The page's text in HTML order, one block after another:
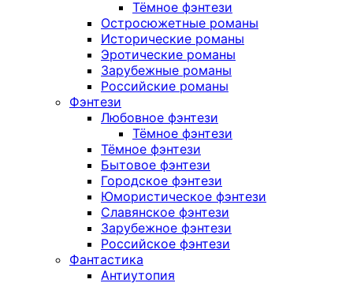
Тёмное фэнтези
Остросюжетные романы
Исторические романы
Эротические романы
Зарубежные романы
Российские романы
Фэнтези
Любовное фэнтези
Тёмное фэнтези
Тёмное фэнтези
Бытовое фэнтези
Городское фэнтези
Юмористическое фэнтези
Славянское фэнтези
Зарубежное фэнтези
Российское фэнтези
Фантастика
Антиутопия